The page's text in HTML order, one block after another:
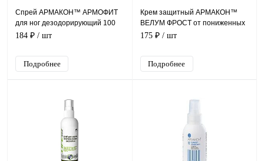
Спрей АРМАКОН™ АРМОФИТ
для ног дезодорирующий 100
мл, 1178
184 ₽ / шт
Подробнее
Крем защитный АРМАКОН™
ВЕЛУМ ФРОСТ от пониженных
температур 100 мл, 1201
175 ₽ / шт
Подробнее